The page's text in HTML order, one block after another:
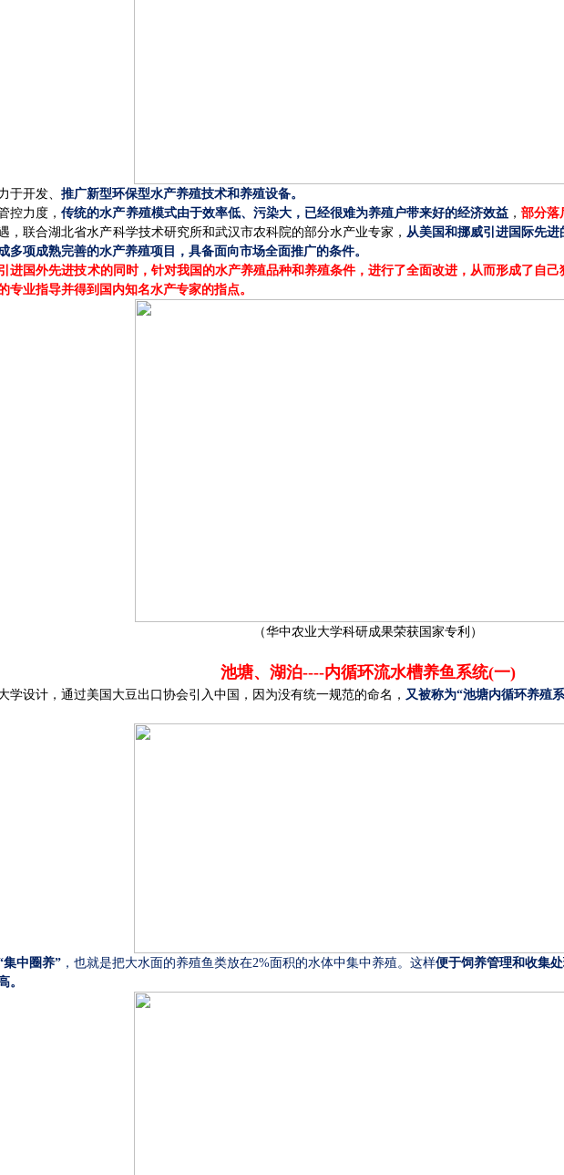
于开发、 推广新型环保型水产养殖技术和养殖设备。
控力度，传统的水产养殖模式由于效率低、污染大，已经很难为养殖户带来好的经济效益 ，部分落
，联合湖北省水产科学技术研究所和武汉市农科院的部分水产业专家，从美国和挪威引进国际先
多项成熟完善的水产养殖项目，具备面向市场全面推广的条件。
进国外先进技术的同时，针对我国的水产养殖品种和养殖条件，进行了全面改进，从而形成了自
业指导并得到国内知名水产专家的指点。
（华中农业大学科研成果荣获国家专利）
池塘、湖泊----内循环流水槽养鱼系统(一)
学设计，通过美国大豆出口协会引入中国，因为没有统一规范的命名， 又被称为“池塘内循环养殖
集中圈养”，也就是把大水面的养殖鱼类放在2%面积的水体中集中养殖。这样便于饲养管理和收集
。